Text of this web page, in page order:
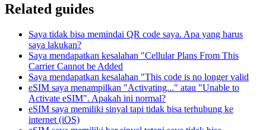
Related guides
Saya tidak bisa memindai QR code saya. Apa yang harus
saya lakukan?
Saya mendapatkan kesalahan "Cellular Plans From This
Carrier Cannot be Added
Saya mendapatkan kesalahan "This code is no longer valid
eSIM saya menampilkan "Activating..." atau "Unable to
Activate eSIM". Apakah ini normal?
eSIM saya memiliki sinyal tapi tidak bisa terhubung ke
internet (iOS)